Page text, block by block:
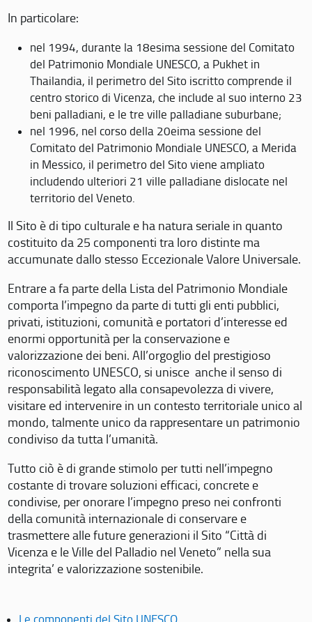
In particolare:
nel 1994, durante la 18esima sessione del Comitato
del Patrimonio Mondiale UNESCO, a Pukhet in
Thailandia, il perimetro del Sito iscritto comprende il
centro storico di Vicenza, che include al suo interno 23
beni palladiani, e le tre ville palladiane suburbane;
nel 1996, nel corso della 20eima sessione del
Comitato del Patrimonio Mondiale UNESCO, a Merida
in Messico, il perimetro del Sito viene ampliato
includendo ulteriori 21 ville palladiane dislocate nel
territorio del Veneto.
Il Sito è di tipo culturale e ha natura seriale in quanto
costituito da 25 componenti tra loro distinte ma
accumunate dallo stesso Eccezionale Valore Universale.
Entrare a fa parte della Lista del Patrimonio Mondiale
comporta l’impegno da parte di tutti gli enti pubblici,
privati, istituzioni, comunità e portatori d’interesse ed
enormi opportunità per la conservazione e
valorizzazione dei beni. All’orgoglio del prestigioso
riconoscimento UNESCO, si unisce anche il senso di
responsabilità legato alla consapevolezza di vivere,
visitare ed intervenire in un contesto territoriale unico al
mondo, talmente unico da rappresentare un patrimonio
condiviso da tutta l’umanità.
Tutto ciò è di grande stimolo per tutti nell’impegno
costante di trovare soluzioni efficaci, concrete e
condivise, per onorare l’impegno preso nei confronti
della comunità internazionale di conservare e
trasmettere alle future generazioni il Sito “Città di
Vicenza e le Ville del Palladio nel Veneto” nella sua
integrita’ e valorizzazione sostenibile.
Le componenti del Sito UNESCO